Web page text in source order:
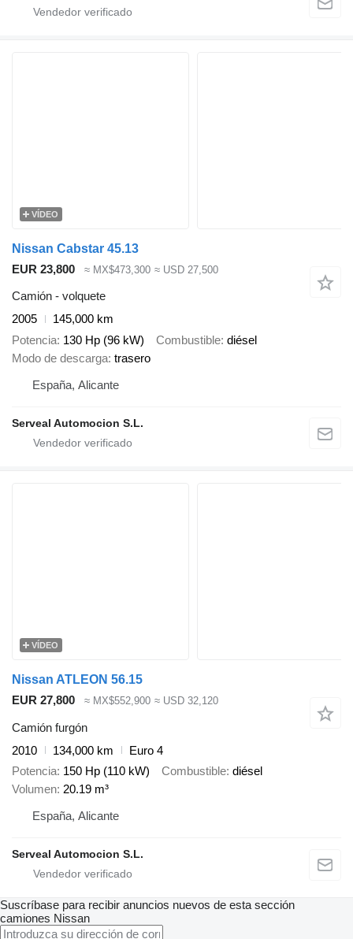
VÍDEO
Nissan Cabstar 45.13
EUR 23,800
≈ MX$473,300 ≈ USD 27,500
Camión - volquete
2005
145,000 km
Potencia 130 Hp (96 kW) Combustible diésel
Modo de descarga trasero
España, Alicante
Serveal Automocion S.L.
VÍDEO
Nissan ATLEON 56.15
EUR 27,800
≈ MX$552,900 ≈ USD 32,120
Camión furgón
2010
134,000 km
Euro 4
Potencia 150 Hp (110 kW) Combustible diésel
Volumen 20.19 m³
España, Alicante
Serveal Automocion S.L.
Suscríbase para recibir anuncios nuevos de esta sección
camiones Nissan